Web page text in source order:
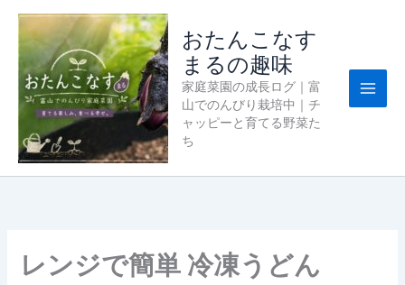
おたんこなす
まるの趣味
家庭菜園の成長ログ｜富
山でのんびり栽培中｜チ
ャッピーと育てる野菜た
ち
レンジで簡単 冷凍うどん